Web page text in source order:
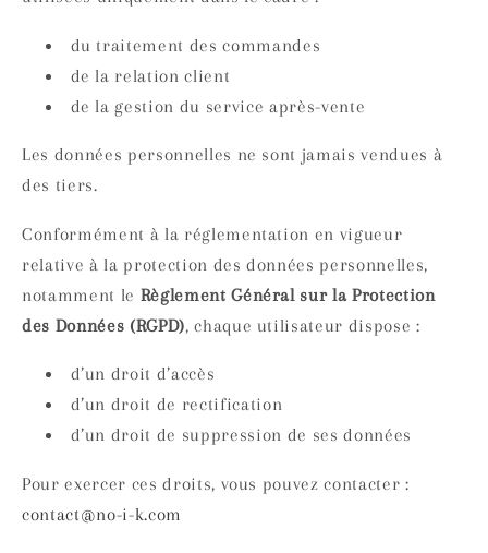
du traitement des commandes
de la relation client
de la gestion du service après-vente
Les données personnelles ne sont jamais vendues à
des tiers.
Conformément à la réglementation en vigueur
relative à la protection des données personnelles,
notamment le Règlement Général sur la Protection
des Données (RGPD), chaque utilisateur dispose :
d’un droit d’accès
d’un droit de rectification
d’un droit de suppression de ses données
Pour exercer ces droits, vous pouvez contacter :
contact@no-i-k.com